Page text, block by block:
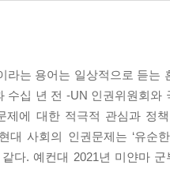
외국인노동자·
대한 정당성 인식 / 124
한 법적 권리 / 125
존재 / 127
통한 고용허가제로의 정책 변동
의 타당성 / 128
라는 용어는 일상적으로 듣
수십 년 전 -UN 인권위원회
제에 대한 적극적 관심과 정
대 사회의 인권문제는 ‘유순
다. 예컨대 2021년 미얀마